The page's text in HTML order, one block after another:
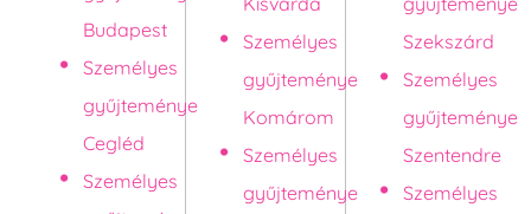
Budapest
Személyes
gyűjteménye
Cegléd
Személyes
Személyes
gyűjteménye
Komárom
Személyes
gyűjteménye
Szekszárd
Személyes
gyűjteménye
Szentendre
Személyes